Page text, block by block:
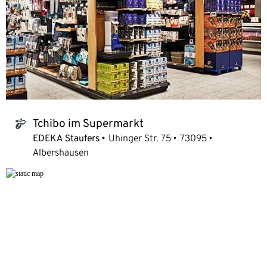
tchibo_logo Tchibo im Supermarkt
EDEKA Staufers Uhinger Str. 75
73095
Albershausen